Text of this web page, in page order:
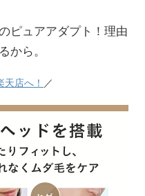
ピュアアダプト！理由
から。
店へ！ ／